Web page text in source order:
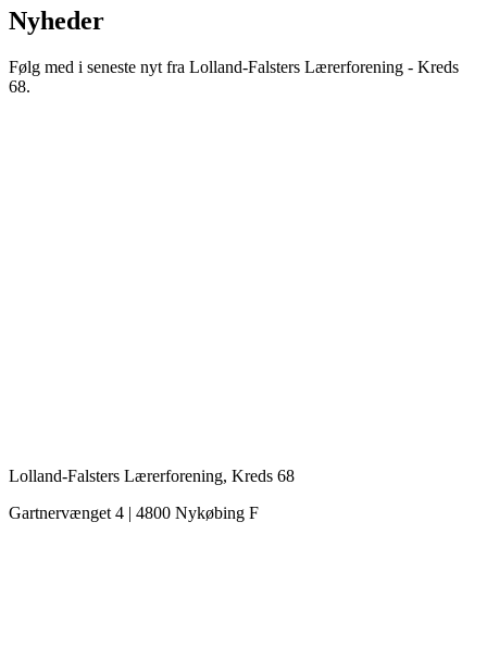
Nyheder
Følg med i seneste nyt fra Lolland-Falsters Lærerforening - Kreds
68.
Lolland-Falsters Lærerforening, Kreds 68
Gartnervænget 4 | 4800 Nykøbing F